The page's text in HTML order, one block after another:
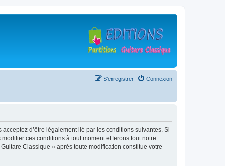
Connexion
S’enregistrer
d’être légalement lié par les conditions suivantes. Si
ces conditions à tout moment et ferons tout notre
Classique » après toute modification constitue votre